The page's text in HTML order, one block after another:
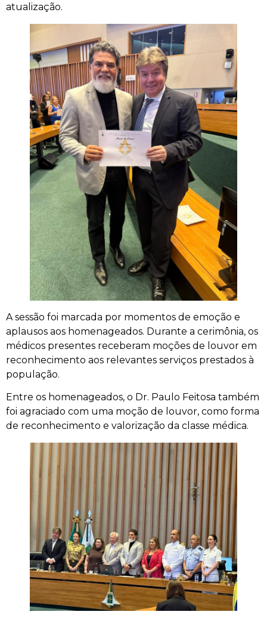
atualização.
A sessão foi marcada por momentos de emoção e
aplausos aos homenageados. Durante a cerimônia, os
médicos presentes receberam moções de louvor em
reconhecimento aos relevantes serviços prestados à
população.
Entre os homenageados, o Dr. Paulo Feitosa também
foi agraciado com uma moção de louvor, como forma
de reconhecimento e valorização da classe médica.